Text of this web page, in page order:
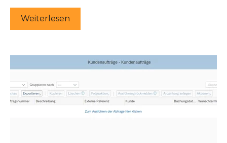
Weiterlesen